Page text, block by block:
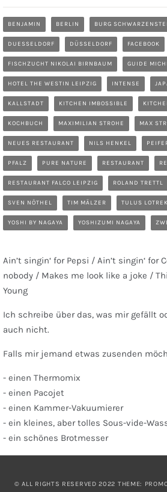
BENJAMIN BERLIN BURG
DUESSELDORF DÜSSELDORF FACEBOOK
FISCHZUCHT NIKOLAI BIRNBAUM GUIDE
HOTEL THE WESTIN LEIPZIG INTENSE
KALLSTADT KITCHEN IMBOSSIBLE
KOCHBUCH MAXIMILIAN STROHE MAX
NEUES RESTAURANT NILS HENKEL
PFALZ PURE NATURE RESTAURANT
RESTAURANT FALCO LEIPZIG ROLAND TRETTL
SVEN NÖTHEL TIM MÄLZER TULUS LOTREK
YOSHI BY NAGAYA YOSHIZUMI NAGAYA
Ain’t singin‘ for Pepsi / Ain’t singin‘ for
nobody / Makes me look like a joke /
Young
Ich schreibe über das, was mir gefällt
auch nicht.
Falls mir jemand etwas zusenden
- einen Thermomix
- einen Pacojet
- einen Kammer-Vakuumierer
- ein kleines, aber tolles Sous-vide-
- ein schönes Brotmesser
© ALL RIGHTS RESERVED 2022 THEME: